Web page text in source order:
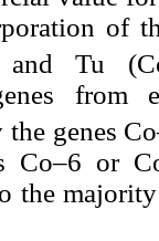
of
Tu
from
genes
Co–6 or
the